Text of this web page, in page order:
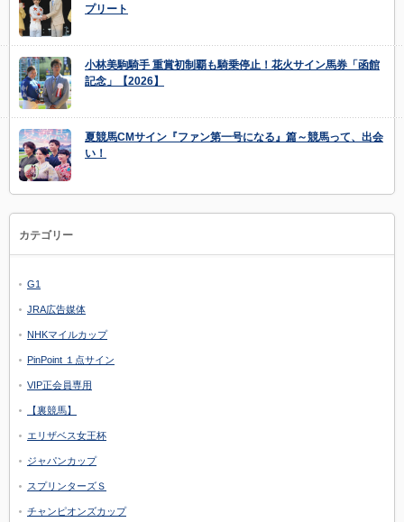
プリート
小林美駒騎手 重賞初制覇も騎乗停止！花火サイン馬券「函館
記念」【2026】
夏競馬CMサイン『ファン第一号になる』篇～競馬って、出会
い！
カテゴリー
G1
JRA広告媒体
NHKマイルカップ
PinPoint １点サイン
VIP正会員専用
【裏競馬】
エリザベス女王杯
ジャパンカップ
スプリンターズＳ
チャンピオンズカップ